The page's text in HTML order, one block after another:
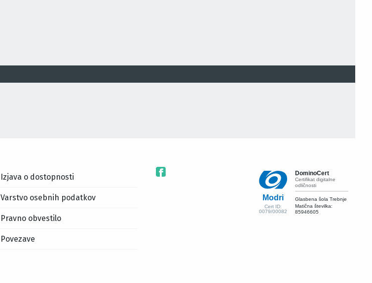
Izjava o dostopnosti
Varstvo osebnih podatkov
Pravno obvestilo
Povezave
Modri
Cert ID:
0079/00082
DominoCert
Certifikat digitalne
odličnosti
Glasbena šola Trebnje
Matična številka:
85946605